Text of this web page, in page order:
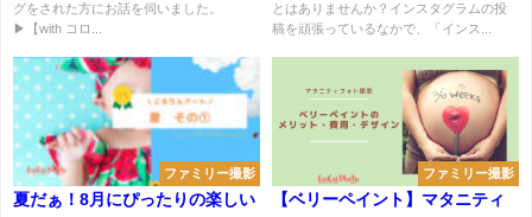
グをされた方にお話を伺いました。
▶【with コロ...
とはありませんか？インスタグラムの投
稿を頑張っているなかで、「インス...
ファミリー撮影
夏だぁ！8月にぴったりの楽しい
ファミリー撮影
【ベリーペイント】マタニティ